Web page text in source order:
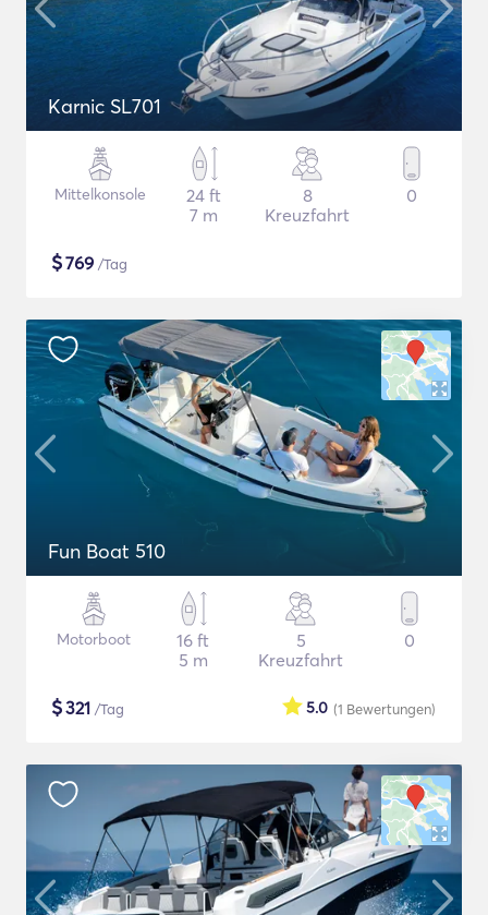
Karnic SL701
Mittelkonsole
24 ft
7 m
8
Kreuzfahrt
0
$769 /Tag
Fun Boat 510
Motorboot
16 ft
5 m
5
Kreuzfahrt
0
$321 /Tag (1 Bewertungen)
5.0